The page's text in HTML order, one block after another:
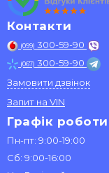
Контакти
(099) 300-59-90
(067) 300-59-90
Замовити дзвінок
Запит на VIN
Графік роботи
Пн-пт: 9:00-19:00
Сб: 9:00-16:00